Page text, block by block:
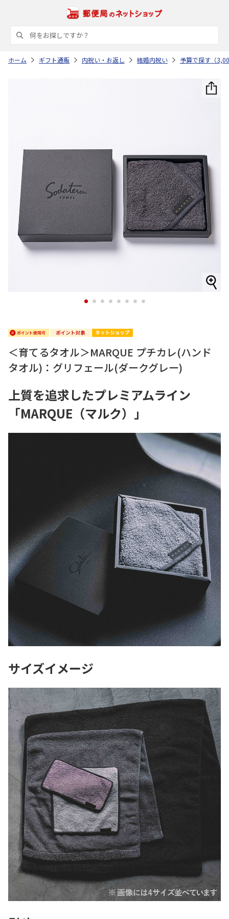
ホーム ギフト通販 内祝い・お返し 結婚内祝い 予算で探す（
1 2 3 4 5 6 7 8
＜育てるタオル＞MARQUE プチカレ(ハンド
タオル)：グリフェール(ダークグレー)
上質を追求したプレミアムライン
「MARQUE（マルク）」
サイズイメージ